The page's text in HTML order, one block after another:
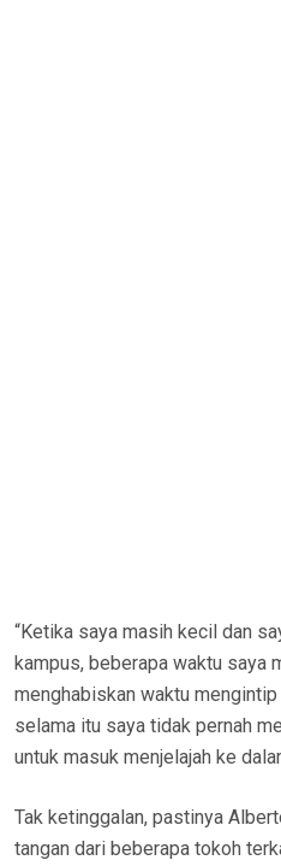
“Ketika saya masih kecil dan
kampus, beberapa waktu saya
menghabiskan waktu
selama itu saya tidak pernah
untuk masuk menjelajah ke
Tak ketinggalan, pastinya
tangan dari beberapa tokoh